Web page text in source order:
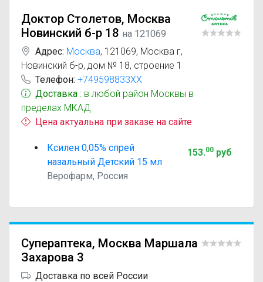
Доктор Столетов, Москва
Новинский б-р 18 на 121069
Адрес: Москва, 121069, Москва г,
Новинский б-р, дом № 18, строение 1
Телефон: +749598833XX
Доставка : в любой район Москвы в
пределах МКАД
Цена актуальна при заказе на сайте
Ксилен 0,05% спрей
назальный Детский 15 мл
Верофарм, Россия
153.00руб
Супераптека, Москва Маршала
Захарова 3
Доставка по всей России